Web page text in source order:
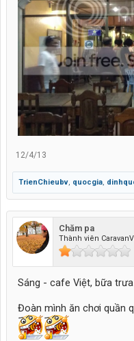
12/4/13
TrienChieubv, quocgia,
Chăm pa
Thành viên
Sáng - cafe Việt, bữa
Đoàn mình ăn chơi quần